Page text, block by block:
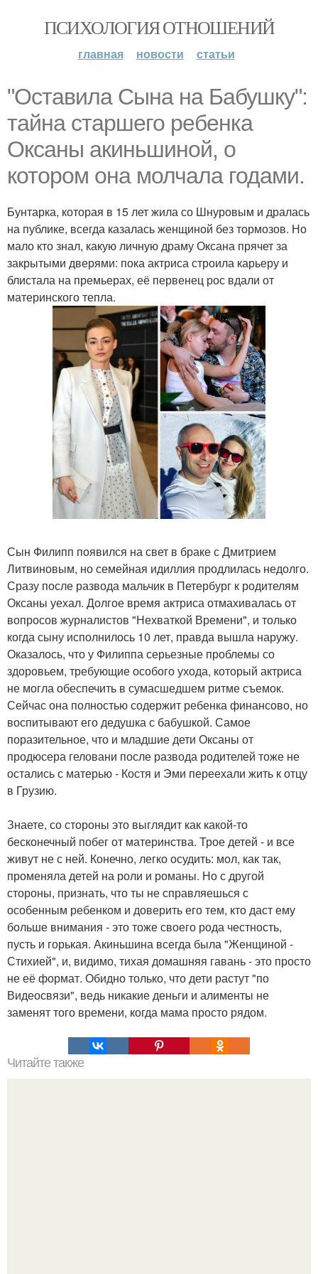
ПСИХОЛОГИЯ ОТНОШЕНИЙ
главная новости статьи
"Оставила Сына на Бабушку":
тайна старшего ребенка
Оксаны акиньшиной, о
котором она молчала годами.
Бунтарка, которая в 15 лет жила со Шнуровым и дралась
на публике, всегда казалась женщиной без тормозов. Но
мало кто знал, какую личную драму Оксана прячет за
закрытыми дверями: пока актриса строила карьеру и
блистала на премьерах, её первенец рос вдали от
материнского тепла.
Сын Филипп появился на свет в браке с Дмитрием
Литвиновым, но семейная идиллия продлилась недолго.
Сразу после развода мальчик в Петербург к родителям
Оксаны уехал. Долгое время актриса отмахивалась от
вопросов журналистов "Нехваткой Времени", и только
когда сыну исполнилось 10 лет, правда вышла наружу.
Оказалось, что у Филиппа серьезные проблемы со
здоровьем, требующие особого ухода, который актриса
не могла обеспечить в сумасшедшем ритме съемок.
Сейчас она полностью содержит ребенка финансово, но
воспитывают его дедушка с бабушкой. Самое
поразительное, что и младшие дети Оксаны от
продюсера геловани после развода родителей тоже не
остались с матерью - Костя и Эми переехали жить к отцу
в Грузию.
Знаете, со стороны это выглядит как какой-то
бесконечный побег от материнства. Трое детей - и все
живут не с ней. Конечно, легко осудить: мол, как так,
променяла детей на роли и романы. Но с другой
стороны, признать, что ты не справляешься с
особенным ребенком и доверить его тем, кто даст ему
больше внимания - это тоже своего рода честность,
пусть и горькая. Акиньшина всегда была "Женщиной -
Стихией", и, видимо, тихая домашняя гавань - это просто
не её формат. Обидно только, что дети растут "по
Видеосвязи", ведь никакие деньги и алименты не
заменят того времени, когда мама просто рядом.
Читайте также